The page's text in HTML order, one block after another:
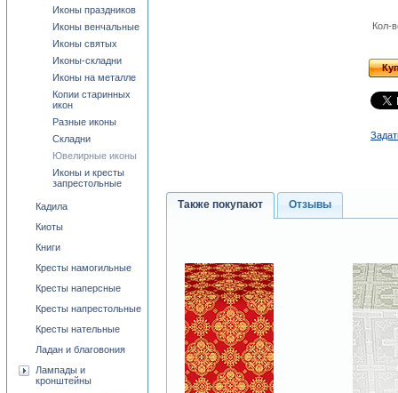
Кол-
Также покупают Отзывы
Иконы праздников
Иконы венчальные
Иконы святых
Иконы-складни
Иконы на металле
Копии старинных
икон
Разные иконы
Складни
Ювелирные иконы
Иконы и кресты
запрестольные
Кадила
Киоты
Книги
Кресты намогильные
Кресты наперсные
Кресты напрестольные
Кресты нательные
Ладан и благовония
Лампады и
кронштейны